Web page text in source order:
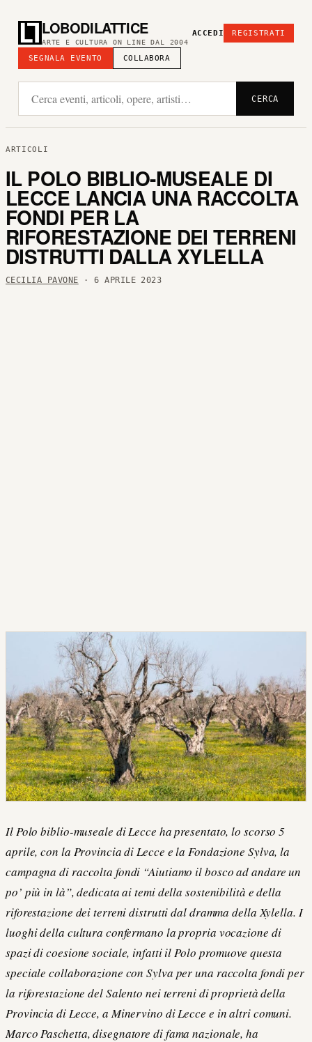
LOBODILATTICE
ARTE E CULTURA ON LINE DAL 2004
SEGNALA EVENTO COLLABORA
ACCEDI REGISTRATI
CERCA
ARTICOLI
IL POLO BIBLIO-MUSEALE DI
LECCE LANCIA UNA RACCOLTA
FONDI PER LA
RIFORESTAZIONE DEI TERRENI
DISTRUTTI DALLA XYLELLA
CECILIA PAVONE · 6 APRILE 2023
Il Polo biblio-museale di Lecce ha presentato, lo scorso 5
aprile, con la Provincia di Lecce e la Fondazione Sylva, la
campagna di raccolta fondi “Aiutiamo il bosco ad andare un
po’ più in là”, dedicata ai temi della sostenibilità e della
riforestazione dei terreni distrutti dal dramma della Xylella. I
luoghi della cultura confermano la propria vocazione di
spazi di coesione sociale, infatti il Polo promuove questa
speciale collaborazione con Sylva per una raccolta fondi per
la riforestazione del Salento nei terreni di proprietà della
Provincia di Lecce, a Minervino di Lecce e in altri comuni.
Marco Paschetta, disegnatore di fama nazionale, ha